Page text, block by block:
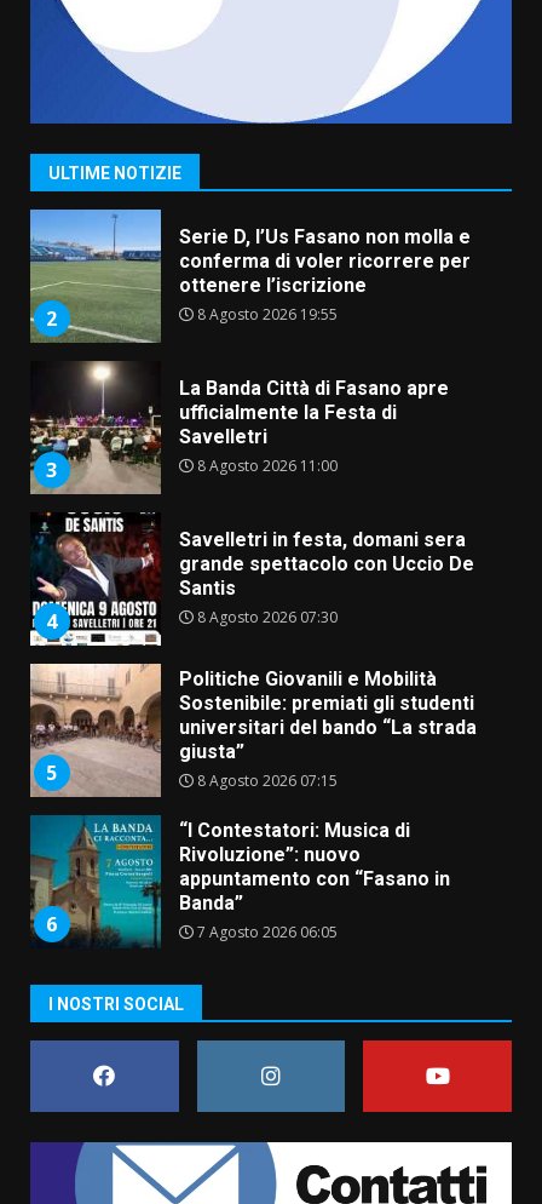
ULTIME NOTIZIE
7 Agosto 2026 06:00
1
Grande successo per la “Sagra
del Pesce Spada” a Savelletri
9 Agosto 2026 07:32
2
Serie D, l’Us Fasano non molla e
conferma di voler ricorrere per
ottenere l’iscrizione
8 Agosto 2026 19:55
3
La Banda Città di Fasano apre
ufficialmente la Festa di
Savelletri
8 Agosto 2026 11:00
4
Savelletri in festa, domani sera
grande spettacolo con Uccio De
Santis
8 Agosto 2026 07:30
5
Politiche Giovanili e Mobilità
Sostenibile: premiati gli studenti
universitari del bando “La strada
giusta”
8 Agosto 2026 07:15
6
“I Contestatori: Musica di
Rivoluzione”: nuovo
appuntamento con “Fasano in
Banda”
7 Agosto 2026 06:05
amarezza per esclusione dal
campionato di calcio”
7 Agosto 2026 06:00
Grande successo per la “Sagra
del Pesce Spada” a Savelletri
I NOSTRI SOCIAL